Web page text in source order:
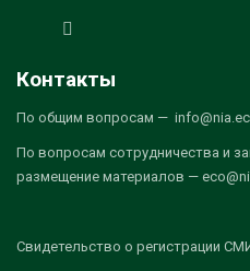
Контакты
По общим вопросам —
По вопросам сотрудничества и
размещение материалов —
Свидетельство о регистрации